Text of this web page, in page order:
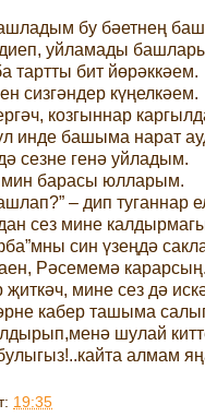
бу бәетнең
уйламады
тартты бит йөрәккәем.
сизгәндер күңелкәем.
козгыннар
инде башыма нарат
сезне генә уйладым.
мин барасы юлларым.
– дип туганнар
сез мине
син үзеңдә
Рәсемемә карарсың.
мине сез дә
кабер ташыма
шулай
алмам
19:35